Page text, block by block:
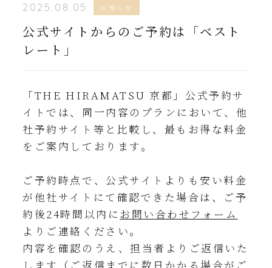
2025.08.05 お知らせ
公式サイトからのご予約は「ベスト
レート」
「THE HIRAMATSU 京都」公式予約サ
イトでは、同一内容のプランにおいて、他
社予約サイト等と比較し、最もお得な料金
をご案内しております。
ご予約時点で、公式サイトよりも安い料金
が他社サイトにて確認できた場合は、ご予
約後24時間以内に お問い合わせフォーム
よりご連絡ください。
内容を確認のうえ、担当者よりご返信いた
します（ご返信までに数日かかる場合がご